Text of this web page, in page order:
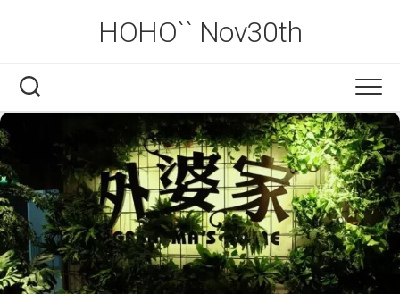
HOHO`` Nov30th